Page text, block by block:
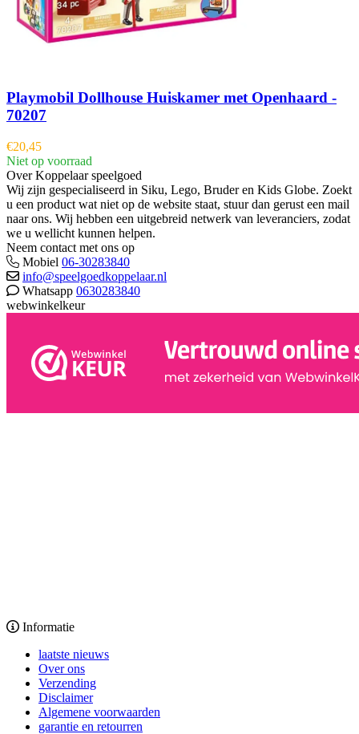
Playmobil Dollhouse Huiskamer met Openhaard -
70207
€20,45
Niet op voorraad
Over Koppelaar speelgoed
Wij zijn gespecialiseerd in Siku, Lego, Bruder en Kids Globe. Zoekt
u een product wat niet op de website staat, stuur dan gerust een mail
naar ons. Wij hebben een uitgebreid netwerk van leveranciers, zodat
we u wellicht kunnen helpen.
Neem contact met ons op
Mobiel 06-30283840
info@speelgoedkoppelaar.nl
Whatsapp 0630283840
webwinkelkeur
Informatie
laatste nieuws
Over ons
Verzending
Disclaimer
Algemene voorwaarden
garantie en retourren